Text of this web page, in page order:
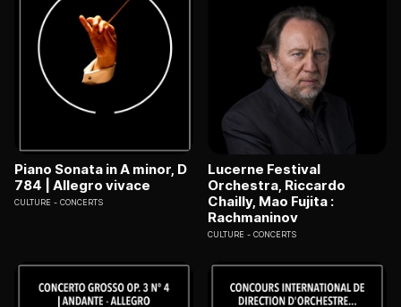
Piano Sonata in A minor, D
784 | Allegro vivace
CULTURE CONCERTS
Lucerne Festival
Orchestra, Riccardo
Chailly, Mao Fujita :
Rachmaninov
CULTURE CONCERTS